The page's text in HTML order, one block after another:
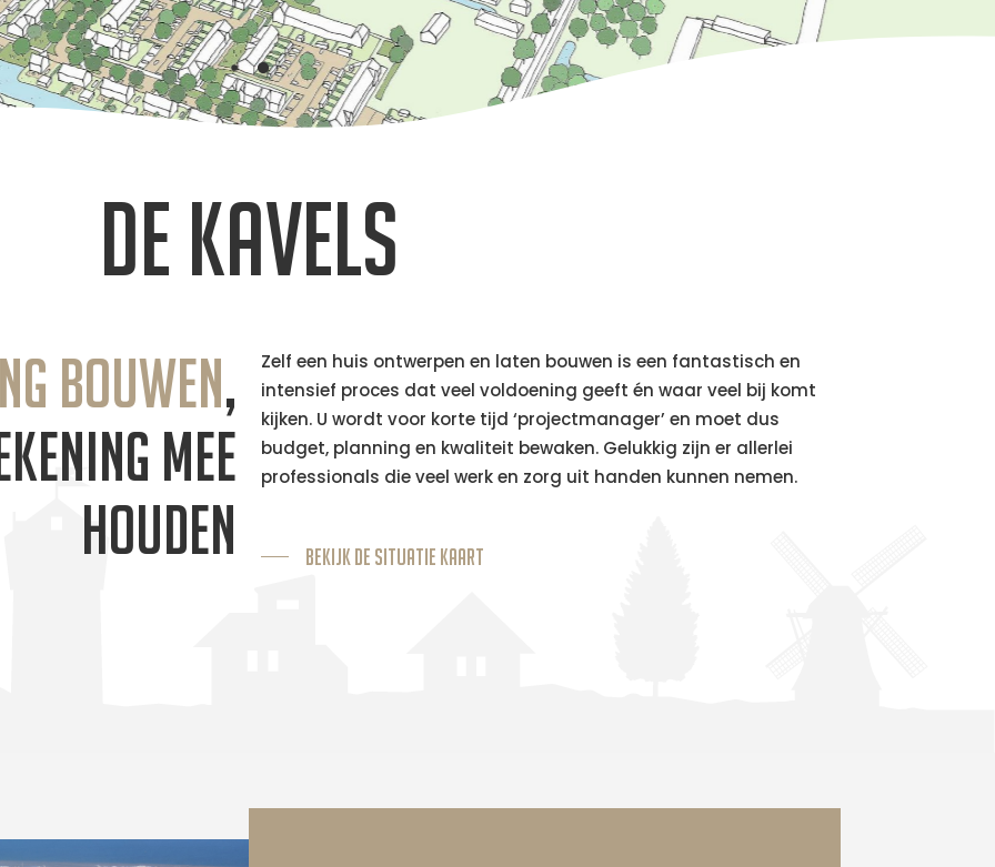
De kavels
bouwen,
mee
houden
Zelf een huis ontwerpen en laten bouwen is een fantastisch en
intensief proces dat veel voldoening geeft én waar veel bij komt
kijken. U wordt voor korte tijd ‘projectmanager’ en moet dus
budget, planning en kwaliteit bewaken. Gelukkig zijn er allerlei
professionals die veel werk en zorg uit handen kunnen nemen.
Bekijk de Situatie kaart